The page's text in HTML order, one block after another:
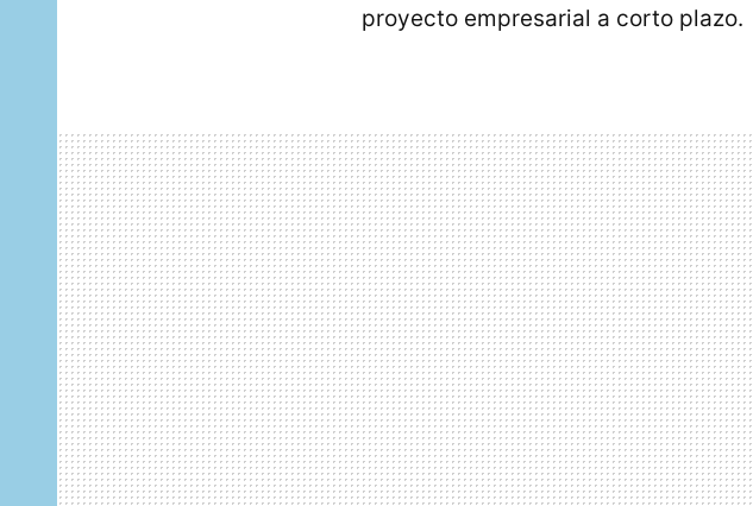
proyecto empresarial a corto plazo.